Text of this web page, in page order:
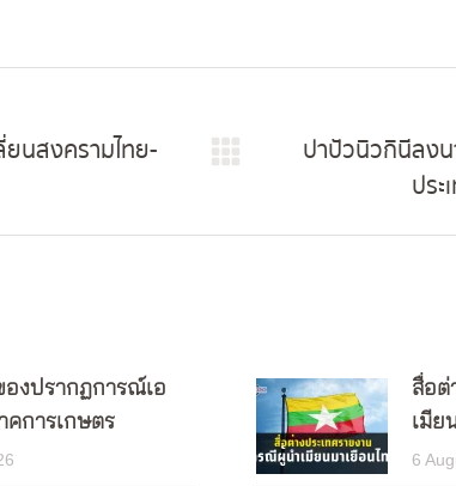
นสงครามไทย-
ปาปัวนิวกินีลง
ปร
งปรากฏการณ์เอ
การเกษตร
สื่อต่
เมีย
6